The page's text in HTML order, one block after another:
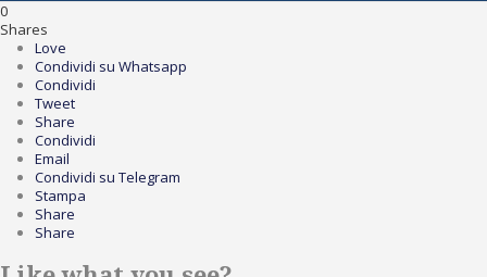
0
Shares
Love
Condividi su Whatsapp
Condividi
Tweet
Share
Condividi
Email
Condividi su Telegram
Stampa
Share
Share